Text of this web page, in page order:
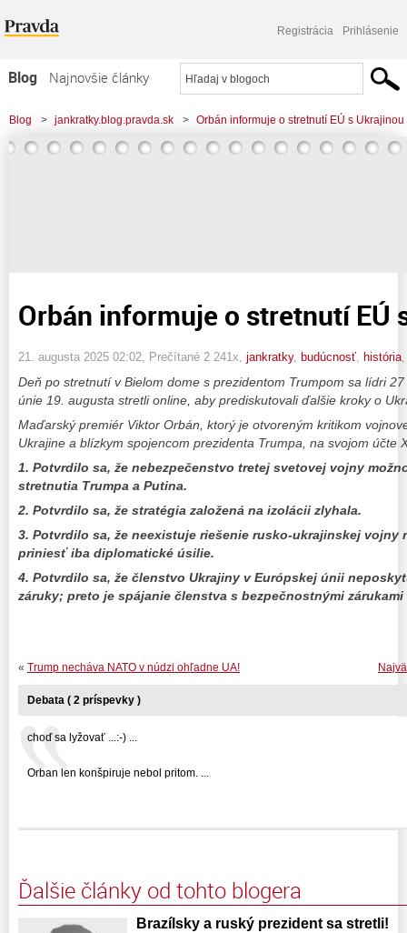
Registrácia Prihlásenie
Blog
Najnovšie články
Najčítanejšie články
Najkomentovanejšie články
Blog > jankratky.blog.pravda.sk > Orbán informuje o stretnutí EÚ s Ukrajinou
Orbán informuje o stretnutí EÚ
21. augusta 2025 02:02 , Prečítané 2 241x, jankratky, budúcnosť história
Deň po stretnutí v Bielom dome s prezidentom Trumpom sa lídri
únie 19. augusta stretli online, aby prediskutovali ďalšie kroky o
Maďarský premiér Viktor Orbán, ktorý je otvoreným kritikom
Ukrajine a blízkym spojencom prezidenta Trumpa, na svojom účte
1. Potvrdilo sa, že nebezpečenstvo tretej svetovej vojny
stretnutia Trumpa a Putina.
2. Potvrdilo sa, že stratégia založená na izolácii zlyhala.
3. Potvrdilo sa, že neexistuje riešenie rusko-ukrajinskej vojny
priniesť iba diplomatické úsilie.
4. Potvrdilo sa, že členstvo Ukrajiny v Európskej únii
záruky; preto je spájanie členstva s bezpečnostnými
« Trump necháva NATO v núdzi ohľadne UA!
Debata ( 2 príspevky )
choď sa lyžovať ...:-) ...
Orban len konšpiruje nebol pritom. ...
Ďalšie články od tohto blogera
Brazílsky a ruský prezident sa stretli!